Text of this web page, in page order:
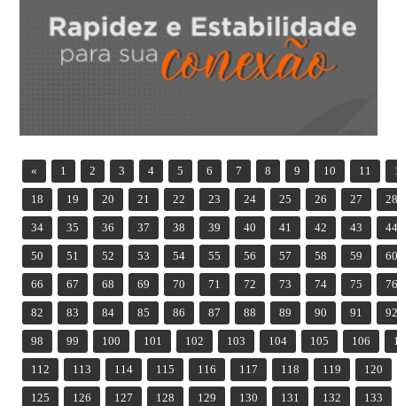
« 1 2 3 4 5 6 7 8 9 10 11
18 19 20 21 22 23 24 25 26 27
34 35 36 37 38 39 40 41 42 43
50 51 52 53 54 55 56 57 58 59
66 67 68 69 70 71 72 73 74 75
82 83 84 85 86 87 88 89 90 91
98 99 100 101 102 103 104 105 106
112 113 114 115 116 117 118 119 120
125 126 127 128 129 130 131 132 133